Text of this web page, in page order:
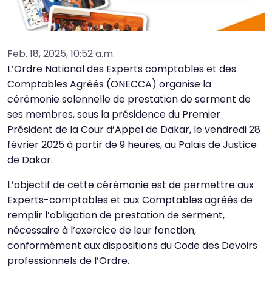
Feb. 18, 2025, 10:52 a.m.
L’Ordre National des Experts comptables et des
Comptables Agréés (ONECCA) organise la
cérémonie solennelle de prestation de serment de
ses membres, sous la présidence du Premier
Président de la Cour d’Appel de Dakar, le vendredi 28
février 2025 à partir de 9 heures, au Palais de Justice
de Dakar.
L’objectif de cette cérémonie est de permettre aux
Experts-comptables et aux Comptables agréés de
remplir l’obligation de prestation de serment,
nécessaire à l’exercice de leur fonction,
conformément aux dispositions du Code des Devoirs
professionnels de l’Ordre.